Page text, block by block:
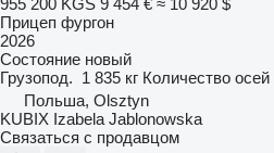
Прицеп фургон
2026
Состояние новый
Грузопод. 1 835 кг Количество осей
Польша, Olsztyn
KUBIX Izabela Jablonowska
Связаться с продавцом